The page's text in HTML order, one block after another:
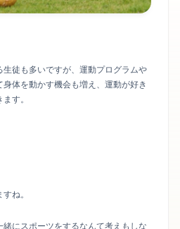
徒も多いですが、運動プログラムや
体を動かす機会も増え、運動が好き
す。
ね。
にスポーツをするなんて考えもしな